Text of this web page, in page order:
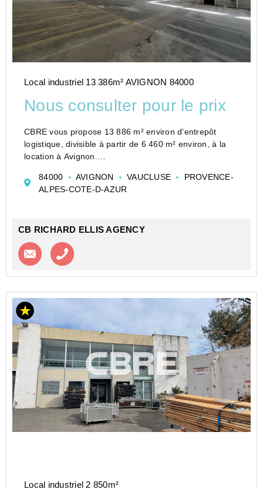
Local industriel 13 386m² AVIGNON 84000
Nous consulter pour le prix
CBRE vous propose 13 886 m² environ d'entrepôt
logistique, divisible à partir de 6 460 m² environ, à la
location à Avignon.
sont situés sur une parcelle de 25 450 m² environ, et
se composent d'u...
84000 AVIGNON VAUCLUSE
PROVENCE-
ALPES-COTE-D-AZUR
CB RICHARD ELLIS AGENCY
Contacter l'agence
Local industriel 2 850m²